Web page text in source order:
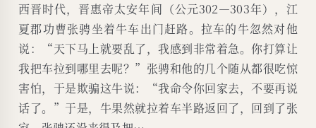
西晋时代，晋惠帝太安年间（公元302—303年），江
夏郡功曹张骋坐着牛车出门赶路。拉车的牛忽然对他
说：“天下马上就要乱了，我感到非常着急。你打算让
我把车拉到哪里去呢？”张骋和他的几个随从都很吃惊
害怕，于是欺骗这牛说：“我命令你回家去，不要再说
话了。”于是，牛果然就拉着车半路返回了，回到了张